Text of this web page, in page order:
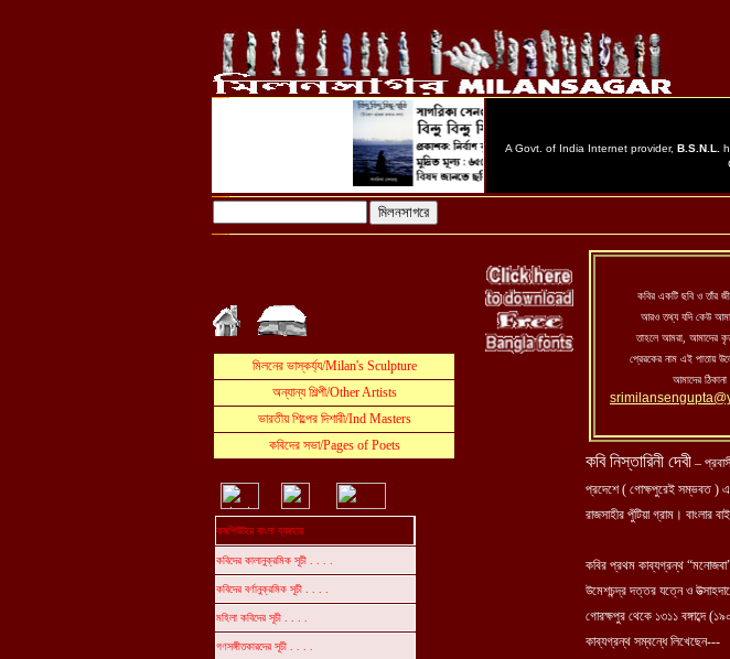
কবির একটি ছবি ও তাঁর
আরও তথ্য যদি কেউ
তাহলে আমরা, আমাদের
প্রেরকের নাম এই পাতায়
আমাদের ঠিকানা